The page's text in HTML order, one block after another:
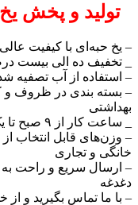
تولید و پخش
– یخ حبه‌ای با کیفیت
_ تخفیف ده الی بیست
– استفاده از آب تصفیه
– بسته بندی در ظروف و
بهداشتی
_ ساعت کار از ۹ صبح تا یک بامداد
– وزن‌های قابل انتخاب
خانگی و تجاری
– ارسال سریع و راحت
دغدغه
– با ما تماس بگیرید و از